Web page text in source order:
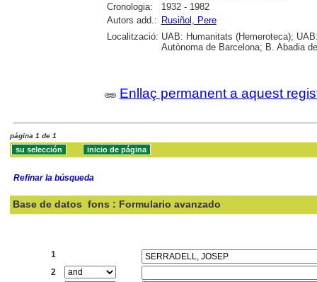
Cronologia:
1932 - 1982
Autors add.: Rusiñol, Pere
Localització: UAB: Humanitats (Hemeroteca);
Autònoma de Barcelona; B. Abadia
Enllaç permanent a aquest
página 1 de 1
Refinar la búsqueda
Base de datos fons : Formulario avanzado
1
2